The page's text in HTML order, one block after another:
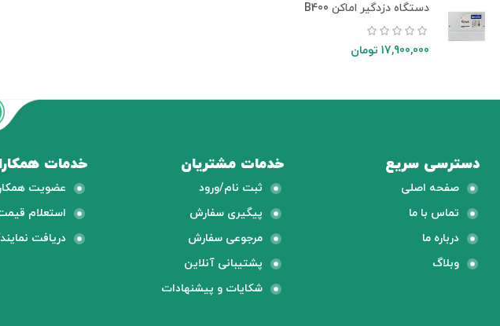
دستگاه دزدگیر اماکن B400
17,900,000 تومان
دسترسی سریع خدمات مشتریان خدمات
صفحه اصلی
تماس با ما
درباره ما
وبلاگ
ثبت نام/ورود
پیگیری سفارش
مرجوعی سفارش
پشتیبانی آنلاین
شکایات و پیشنهادات
عضویت
استعلام
دریافت